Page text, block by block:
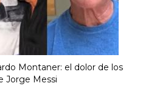
Montaner: el dolor de los
Jorge Messi